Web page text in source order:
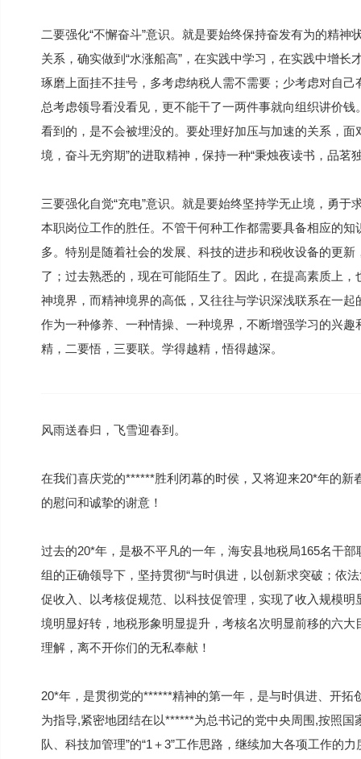
二要强化“不懈奋斗”意识。就是要始终保持奋发有为的精
关系，确实做到“水涨船高”，在实践中学习，在实践中增
琢磨上面挂不挂号，多考虑纳税人需不需要；少考虑对自
总考虑领导看没看见，更不能干了一两件事就向组织讲价
看到的，是不会被埋没的。要处理好加压与加速的关系，
境，奋斗无穷期”的进取精神，保持一种“秉烛夜读书，品茗
三要强化自觉“充电”意识。就是要始终坚持学无止境，勇
本职岗位工作的胜任。不管干何种工作都需要具备相应的
多。特别是随着社会的发展、科技的进步和税收设备的更
了；过去熟悉的，现在可能陌生了。因此，在提高素质上
神境界，而精神境界的高低，又往往与学识深浅联系在一
作为一种修养、一种情操、一种境界，不断增强学习的兴趣
精，二要悟，三要联。学得越精，悟得越深。
风雨送春归，飞雪迎春到。
在我们喜庆党的******胜利闭幕的时侯，又将迎来20*年的
的慰问和诚挚的谢意！
过去的20*年，是极不平凡的一年，海安县地税局165名干
组的正确领导下，坚持贯彻“与时俱进，以创新求突破；依
促收入、以考核促规范、以科技促管理，实现了收入规模
境明显好转，地税形象明显提升，考核名次明显前移的六
理解，离不开你们的无私奉献！
20*年，是贯彻党的******精神的第一年，是与时俱进、开拓
为指导,紧密地团结在以******为总书记的党中央周围,按照
队、科技加管理”的“1＋3”工作思路，继续加大各项工作的